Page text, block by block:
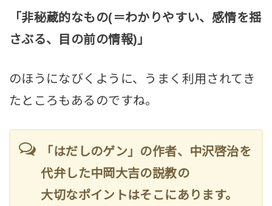
「非秘蔵的なもの(＝わかりやすい、感情を揺
さぶる、目の前の情報)」
のほうになびくように、うまく利用されてき
たところもあるのですね。
「はだしのゲン」の作者、中沢啓治を
代弁した中岡大吉の説教の
大切なポイントはそこにあります。